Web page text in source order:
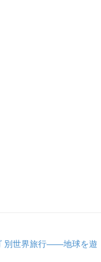
別世界旅行――地球を遊